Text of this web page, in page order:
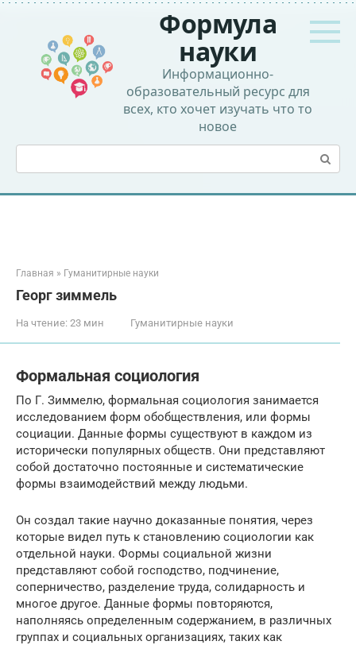
Перейти
контенту
Формула
науки
Информационно-
образовательный ресурс для
всех, кто хочет изучать что то
новое
Поиск:
Главная » Гуманитирные науки
Георг зиммель
На чтение: 23 мин Гуманитирные науки
Формальная социология
По Г. Зиммелю, формальная социология занимается
исследованием форм обобществления, или формы
социации. Данные формы существуют в каждом из
исторически популярных обществ. Они представляют
собой достаточно постоянные и систематические
формы взаимодействий между людьми.
Он создал такие научно доказанные понятия, через
которые видел путь к становлению социологии как
отдельной науки. Формы социальной жизни
представляют собой господство, подчинение,
соперничество, разделение труда, солидарность и
многое другое. Данные формы повторяются,
наполняясь определенным содержанием, в различных
группах и социальных организациях, таких как